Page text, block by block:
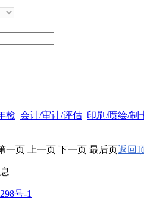
检 会计/审计/评估 印刷/喷绘/制
返回
页 上一页 下一页 最后页
号-1